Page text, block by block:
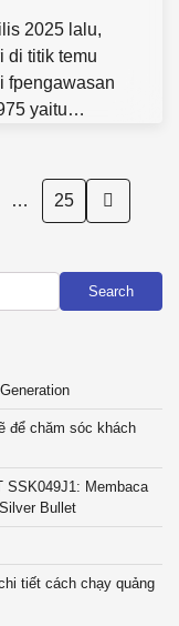
2025 lalu,
di titik temu
fpengawasan
yaitu…
… 25
Search
để chăm sóc khách
SSK049J1: Membaca
Bullet
tiết cách chạy quảng